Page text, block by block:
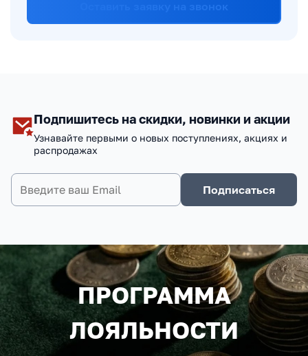
Подпишитесь на скидки, новинки и акции
Узнавайте первыми о новых поступлениях, акциях и
распродажах
Подписаться
ПРОГРАММА
ЛОЯЛЬНОСТИ